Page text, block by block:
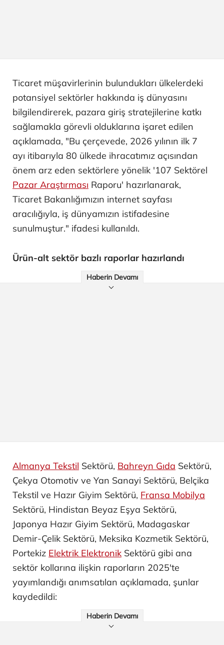
Ticaret müşavirlerinin bulundukları ülkelerdeki
potansiyel sektörler hakkında iş dünyasını
bilgilendirerek, pazara giriş stratejilerine katkı
sağlamakla görevli olduklarına işaret edilen
açıklamada, "Bu çerçevede, 2026 yılının ilk 7
ayı itibarıyla 80 ülkede ihracatımız açısından
önem arz eden sektörlere yönelik '107 Sektörel
Pazar Araştırması Raporu' hazırlanarak,
Ticaret Bakanlığımızın internet sayfası
aracılığıyla, iş dünyamızın istifadesine
sunulmuştur." ifadesi kullanıldı.
Ürün-alt sektör bazlı raporlar hazırlandı
Haberin Devamı
Almanya Tekstil Sektörü, Bahreyn Gıda Sektörü,
Çekya Otomotiv ve Yan Sanayi ​Sektörü, Belçika
Tekstil ve Hazır Giyim Sektörü, Fransa Mobilya
Sektörü, Hindistan Beyaz Eşya Sektörü,
Japonya Hazır Giyim Sektörü, Madagaskar
Demir-Çelik Sektörü, Meksika Kozmetik Sektörü,
Portekiz Elektrik Elektronik Sektörü gibi ana
sektör kollarına ilişkin raporların 2025'te
yayımlandığı anımsatılan açıklamada, şunlar
kaydedildi:
Haberin Devamı